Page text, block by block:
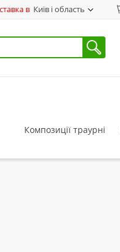
в Київ і область
Композиції траурні